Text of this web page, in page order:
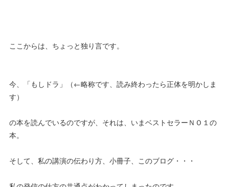
ここからは、ちょっと独り言です。
今、「もしドラ」（←略称です、読み終わったら正体を明かしま
す）
の本を読んでいるのですが、それは、いまベストセラーＮＯ１の
本。
そして、私の講演の伝わり方、小冊子、このブログ・・・